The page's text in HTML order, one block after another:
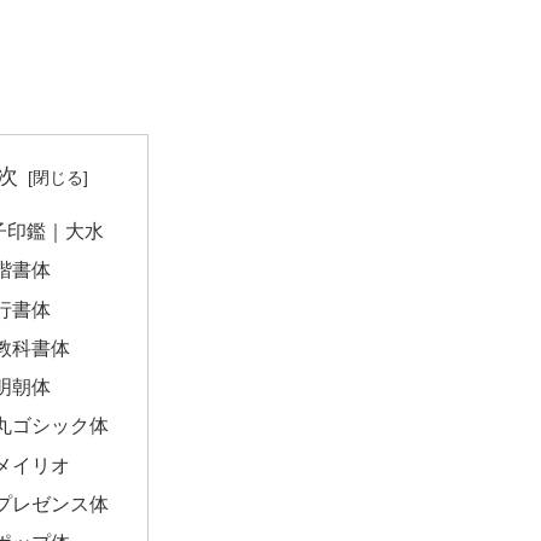
印鑑｜大水
書体
書体
科書体
朝体
ゴシック体
イリオ
レゼンス体